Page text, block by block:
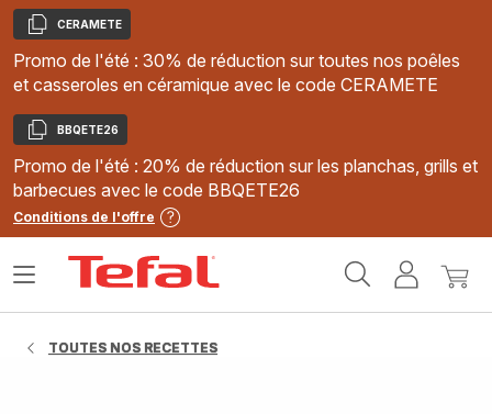
Copier
CERAMETE
Promo de l'été : 30% de réduction sur toutes nos poêles
et casseroles en céramique avec le code CERAMETE
Copier
BBQETE26
Promo de l'été : 20% de réduction sur les planchas, grills et
barbecues avec le code BBQETE26
Conditions de l'offre
MonMon
Ouvrir
TOUTES NOS RECETTES